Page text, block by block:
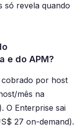
só revela quando
e do APM?
por host
mês na
O Enterprise sai
27 on-demand).